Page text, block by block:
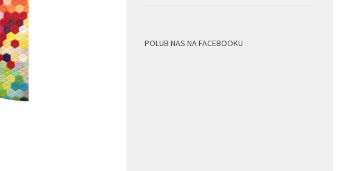
POLUB NAS NA FACEBOOKU